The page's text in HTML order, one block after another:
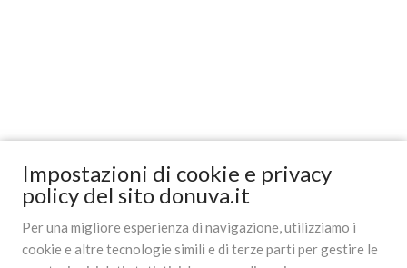
Impostazioni di cookie e privacy
policy del sito donuva.it
Per una migliore esperienza di navigazione, utilizziamo i
cookie e altre tecnologie simili e di terze parti per gestire le